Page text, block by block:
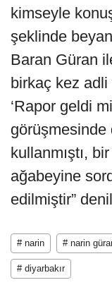
kimseyle
şeklinde
Baran Güran
birkaç kez adli
‘Rapor geldi
görüşmesinde
kullanmıştı,
ağabeyine
edilmiştir”
# narin # narin
# diyarbakır